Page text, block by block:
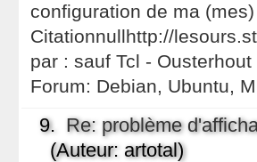
configuration de ma
Citationnullhttp://
par : sauf Tcl -
Forum: Debian, Ubuntu,
9. Re: problème
(Auteur: artotal)